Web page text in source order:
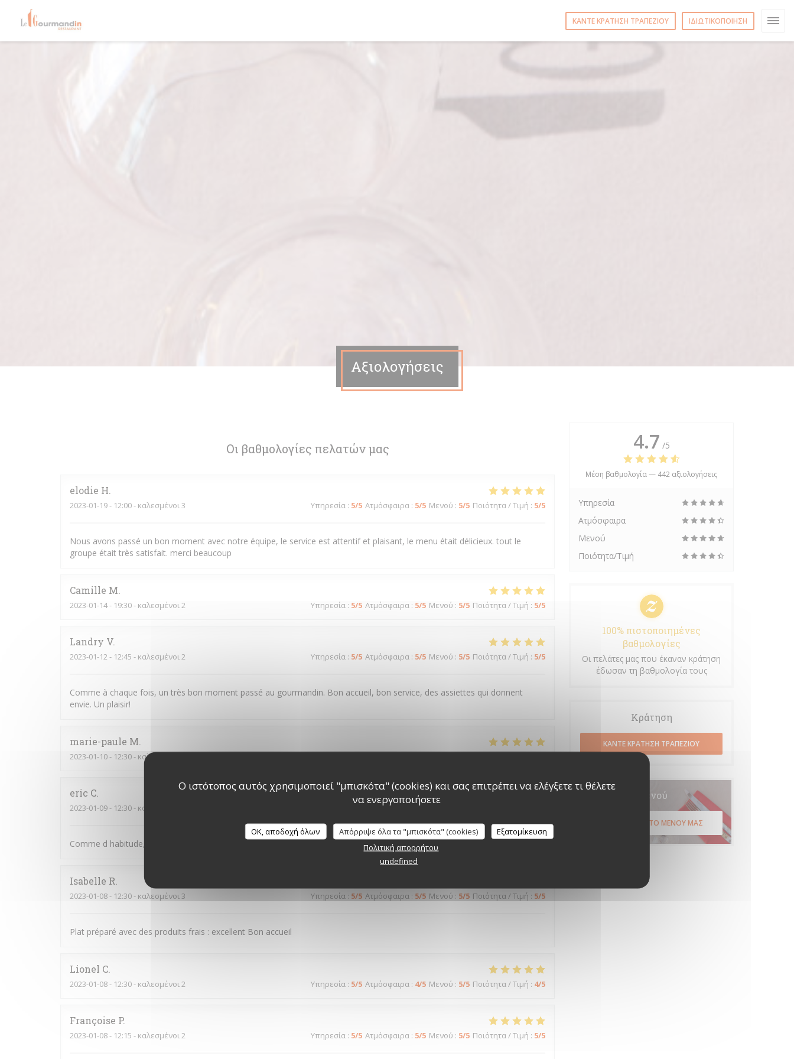
Ο ιστότοπος αυτός χρησιμοποιεί "μπισκότα" (cookies) και σας επιτρέπει να ελέγξετε τι θέλετε
να ενεργοποιήσετε
OK, αποδοχή όλων Απόρριψε όλα τα "μπισκότα" (cookies)
Εξατομίκευση
Πολιτική απορρήτου
undefined
ΚΆΝΤΕ ΚΡΆΤΗΣΗ ΤΡΑΠΕΖΙΟΎ ΙΔΙΩΤΙΚΟΠΟΊΗΣΗ
Αξιολογήσεις
Οι βαθμολογίες πελατών μας
elodie H
2023-01-19- 12:00 - καλεσμένοι 3 Υπηρεσία : 5/5 Ατμόσφαιρα : 5/5 Μενού : 5/5 Ποιότητα / Τιμή : 5/5
Nous avons passé un bon moment avec notre équipe, le service est attentif et plaisant, le menu était délicieux. tout le
groupe était très satisfait. merci beaucoup
Camille M
2023-01-14- 19:30 - καλεσμένοι 2 Υπηρεσία : 5/5 Ατμόσφαιρα : 5/5 Μενού : 5/5 Ποιότητα / Τιμή : 5/5
Landry V
2023-01-12- 12:45 - καλεσμένοι 2 Υπηρεσία : 5/5 Ατμόσφαιρα : 5/5 Μενού : 5/5 Ποιότητα / Τιμή : 5/5
Comme à chaque fois, un très bon moment passé au gourmandin. Bon accueil, bon service, des assiettes qui donnent
envie. Un plaisir!
marie-paule M
2023-01-10- 12:30 - καλεσμένοι 2
eric C
2023-01-09- 12:30 - καλεσμένοι 2 Ατμόσφαιρα /5
Comme d habitude, rien à redire , super service et très bon...
Isabelle R
2023-01-08- 12:30 - καλεσμένοι 3 Υπηρεσία : 5/5 Ατμόσφαιρα : 5/5 Μενού : 5/5 Ποιότητα / Τιμή : 5/5
Plat préparé avec des produits frais : excellent Bon accueil
Lionel C
2023-01-08- 12:30 - καλεσμένοι 2 Υπηρεσία : 5/5 Ατμόσφαιρα : 4/5 Μενού : 5/5 Ποιότητα / Τιμή : 4/5
Françoise P
2023-01-08- 12:15 - καλεσμένοι 2 Υπηρεσία : 5/5 Ατμόσφαιρα : 5/5 Μενού : 5/5 Ποιότητα / Τιμή : 5/5
4.7 /5
Μέση βαθμολογία — 442 αξιολογήσεις
Υπηρεσία
Ατμόσφαιρα
Μενού
Ποιότητα/Τιμή
100% πιστοποιημένες
βαθμολογίες
Οι πελάτες μας που έκαναν κράτηση
έδωσαν τη βαθμολογία τους
Κράτηση
ΚΆΝΤΕ ΚΡΆΤΗΣΗ ΤΡΑΠΕΖΙΟΎ
Μενού
ΑΝΑΚΑΛΎΨΤΕ ΤΟ ΜΕΝΟΎ ΜΑΣ